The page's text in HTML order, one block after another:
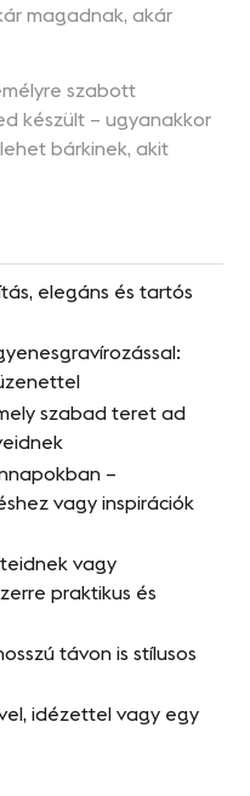
magadnak, akár
szabott
készült – ugyanakkor
bárkinek, akit
elegáns és tartós
szabad teret ad
–
vagy inspirációk
vagy
praktikus és
távon is stílusos
idézettel vagy egy